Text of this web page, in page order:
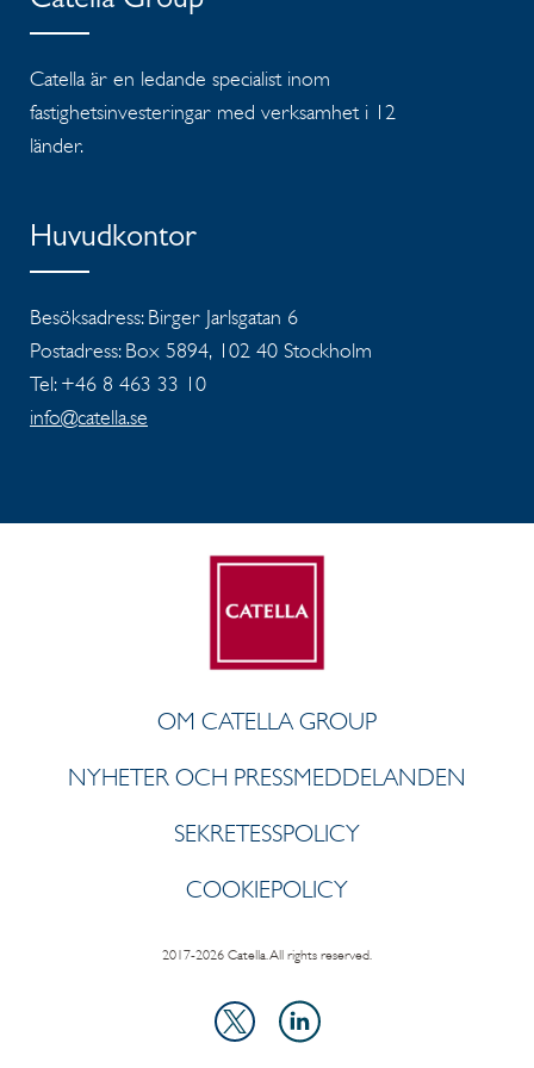
Catella är en ledande specialist inom
fastighetsinvesteringar med verksamhet i 12
länder.
Huvudkontor
Besöksadress: Birger Jarlsgatan 6
Postadress: Box 5894, 102 40 Stockholm
Tel: +46 8 463 33 10
info@catella.se
OM CATELLA GROUP
NYHETER OCH PRESSMEDDELANDEN
SEKRETESSPOLICY
COOKIEPOLICY
2017-2026 Catella. All rights reserved.
X
LinkedIn